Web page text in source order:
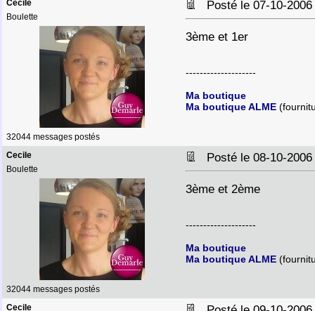
Cecile
Boulette
32044 messages postés
Posté le 07-10-
3ème et 1er
--------------------
Ma boutique
Ma boutique ALME
Cecile
Boulette
32044 messages postés
Posté le 08-10-
3ème et 2ème
--------------------
Ma boutique
Ma boutique ALME
Cecile